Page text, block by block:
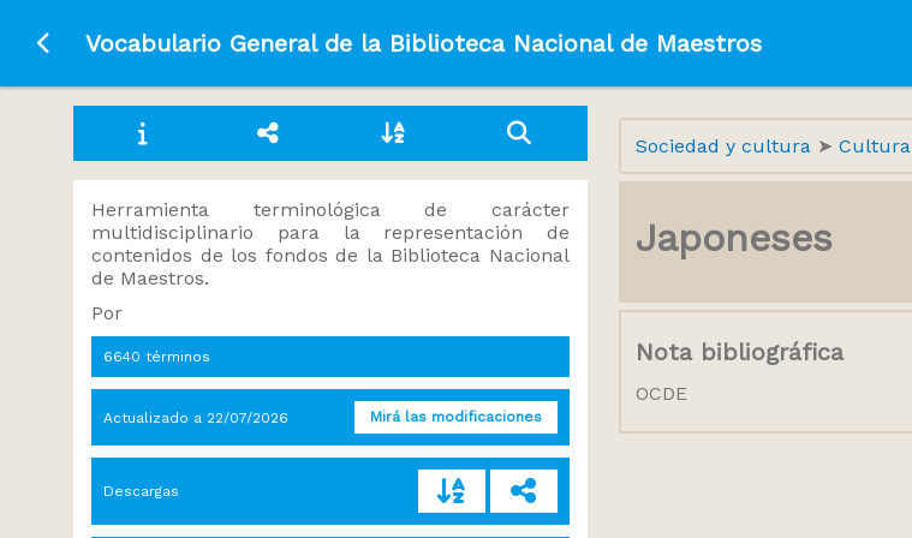
Ir a la página principal
Vocabulario General de la Biblioteca Nacional de Maestros
Herramienta terminológica de carácter
multidisciplinario para la representación de
contenidos de los fondos de la Biblioteca Nacional
de Maestros.
Por
6640 términos
Actualizado a 22/07/2026 Mirá las modificaciones
Descargas
Sociedad y cultura Cultura
Japoneses
Nota bibliográfica
OCDE